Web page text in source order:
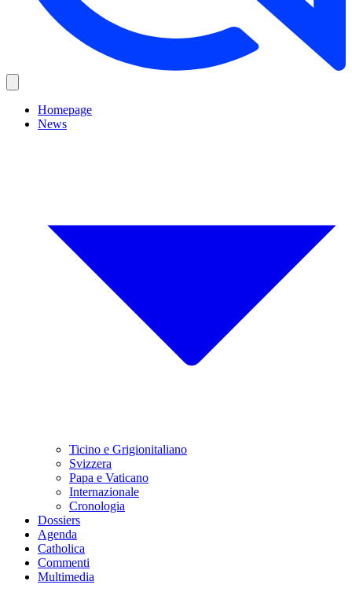
Homepage
News
Ticino e Grigionitaliano
Svizzera
Papa e Vaticano
Internazionale
Cronologia
Dossiers
Agenda
Catholica
Commenti
Multimedia